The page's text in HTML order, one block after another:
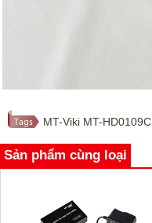
MT-Viki MT-HD0109C
Sản phẩm cùng loại